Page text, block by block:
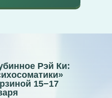
Рэй Ки:
15−17